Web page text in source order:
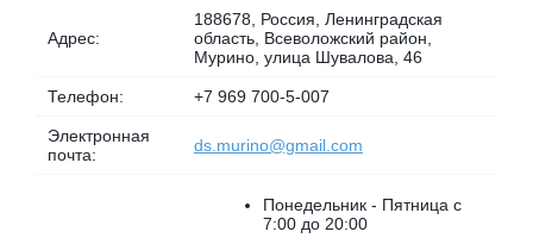
Адрес:
188678, Россия, Ленинградская
область, Всеволожский район,
Мурино, улица Шувалова, 46
Телефон: +7 969 700-5-007
Электронная
почта:
ds.murino@gmail.com
Понедельник - Пятница с
7:00 до 20:00